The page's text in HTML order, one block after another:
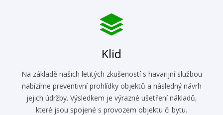
Klid
Na základě našich letitých zkušeností s havarijní službou
nabízíme preventivní prohlídky objektů a následný návrh
jejich údržby. Výsledkem je výrazné ušetření nákladů,
které jsou spojené s provozem objektu či bytu.